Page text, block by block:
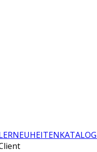
NEUHEITENKATALOG